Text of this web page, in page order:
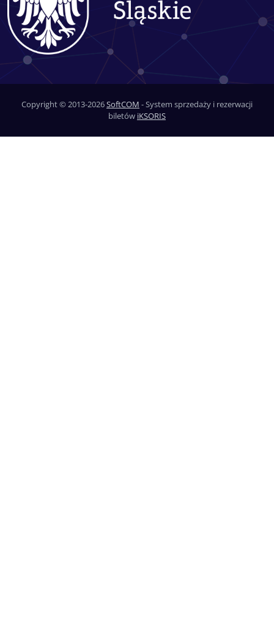
Copyright © 2013-2026SoftCOM - System sprzedaży i rezerwacji
biletów iKSORIS